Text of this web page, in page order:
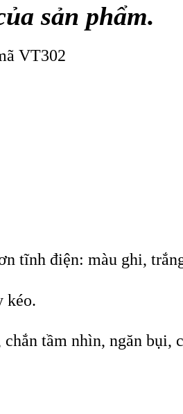
sản phẩm.
VT302
tĩnh điện: màu ghi,
kéo.
chắn tầm nhìn, ngăn bụi,